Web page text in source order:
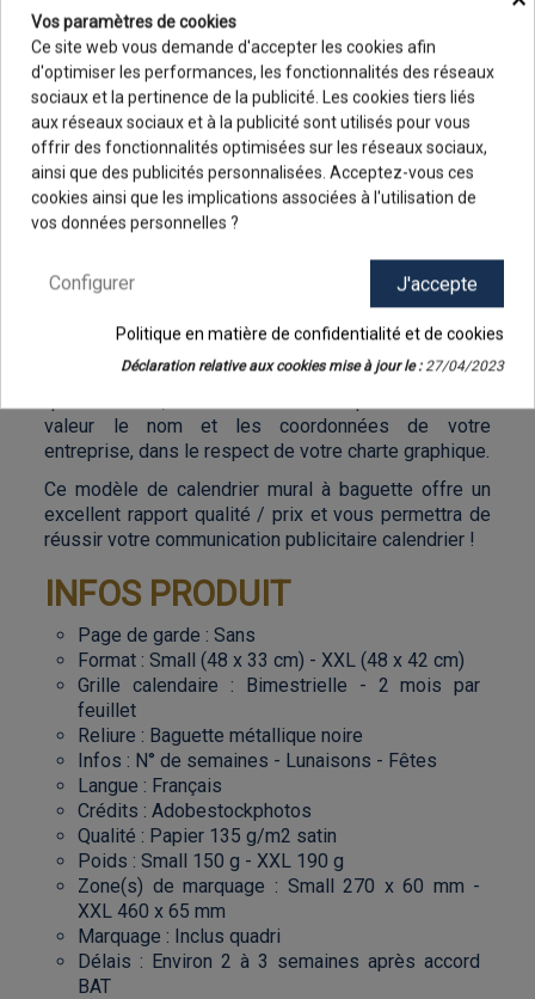
IILLUSTRÉ ÉCO FATAL 6
FEUILLETS - 2026
Le calendrier publicitaire à 6 feuillets monté sur
reliure baguette économique, Illustré éco Fatal, est
agrémenté de photos d’hommes qui posent torse nu
et exhibent leur musculature. Un calendrier qui exhale
la testostérone !
Le calendrier illustré économique à 6 feuillets relié
par une baguette noire propose une grille
bimestrielle bien lisible. Ce modèle existe en 2
Bien entendu, un espace est prévu pour votre
repiquage personnalisé. Il sera réalisé en
valeur le nom et les coordonnées de votre
entreprise, dans le respect de votre charte graphique.
Ce modèle de calendrier mural à baguette offre un
excellent rapport qualité / prix et vous permettra de
réussir votre communication publicitaire calendrier !
INFOS PRODUIT
Page de garde : Sans
Format : Small (48 x 33 cm) - XXL (48 x 42 cm)
Grille calendaire : Bimestrielle - 2 mois par
feuillet
Reliure : Baguette métallique noire
Infos : N° de semaines - Lunaisons - Fêtes
Langue : Français
Crédits : Adobestockphotos
Qualité : Papier 135 g/m2 satin
Poids : Small 150 g - XXL 190 g
Zone(s) de marquage : Small 270 x 60 mm -
XXL 460 x 65 mm
Marquage : Inclus quadri
Délais : Environ 2 à 3 semaines après accord
BAT
Vos paramètres de cookies
Ce site web vous demande d'accepter les cookies afin
d'optimiser les performances, les fonctionnalités des réseaux
sociaux et la pertinence de la publicité. Les cookies tiers liés
aux réseaux sociaux et à la publicité sont utilisés pour vous
offrir des fonctionnalités optimisées sur les réseaux sociaux,
ainsi que des publicités personnalisées. Acceptez-vous ces
cookies ainsi que les implications associées à l'utilisation de
vos données personnelles ?
J'accepte
Configurer
Politique en matière de confidentialité et de cookies
Déclaration relative aux cookies mise à jour le :27/04/2023